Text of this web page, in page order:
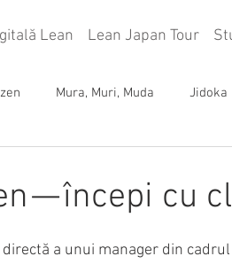
Lean Lean Japan Tour
Mura, Muri, Muda Jidoka
— începi cu
a unui manager din cadrul